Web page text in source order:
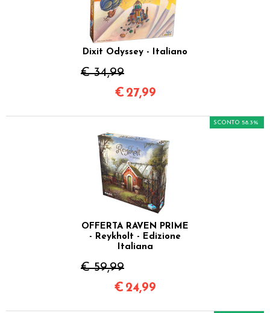
Dixit Odyssey - Italiano
€ 34,99
€ 27,99
OFFERTA RAVEN PRIME
- Reykholt - Edizione
Italiana
€ 59,99
SCONTO 58.3%
€ 24,99